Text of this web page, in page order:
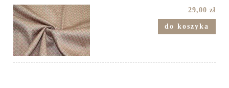
29,00 zł
do koszyka